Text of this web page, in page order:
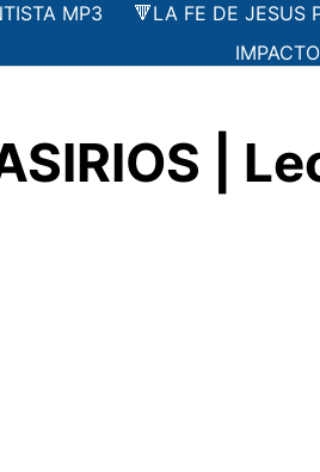
MP3 🔻LA FE DE JESUS
|